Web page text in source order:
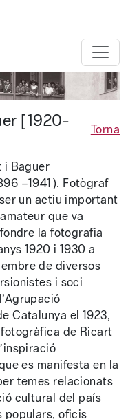
- Arxiu
[1920-
Torna
i Baguer
–1941). Fotògraf
un actiu important
que va
la fotografia
1920 i 1930 a
de diversos
i soci
Catalunya el 1923,
de Ricart
es manifesta en la
temes relacionats
cultural del país
populars, oficis